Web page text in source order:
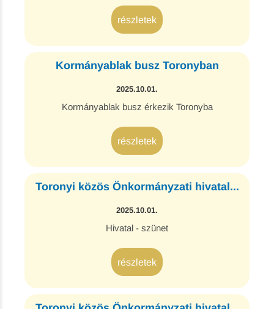
részletek
Kormányablak busz Toronyban
2025.10.01.
Kormányablak busz érkezik Toronyba
részletek
Toronyi közös Önkormányzati hivatal...
2025.10.01.
Hivatal - szünet
részletek